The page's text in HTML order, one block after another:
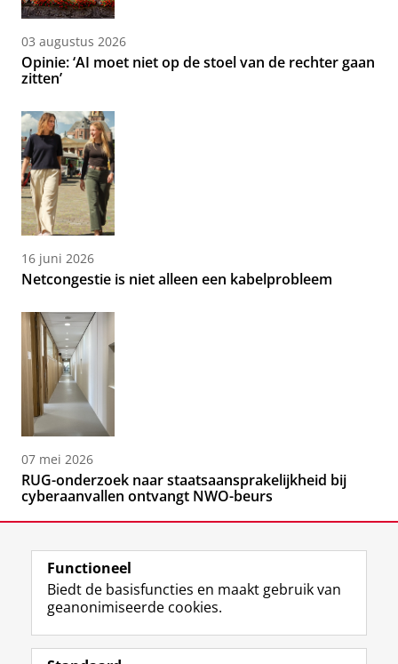
03 augustus 2026
Opinie: ‘AI moet niet op de stoel van de rechter gaan
zitten’
16 juni 2026
Netcongestie is niet alleen een kabelprobleem
07 mei 2026
RUG-onderzoek naar staatsaansprakelijkheid bij
cyberaanvallen ontvangt NWO-beurs
Volg de RUG
F
a
L
i
R
S
I
n
Y
o
Functioneel
Biedt de basisfuncties en maakt gebruik van
geanonimiseerde cookies.